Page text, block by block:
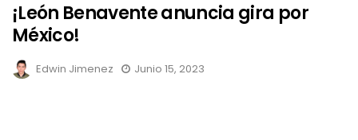
¡León Benavente anuncia gira por
México!
Edwin Jimenez Junio 15, 2023